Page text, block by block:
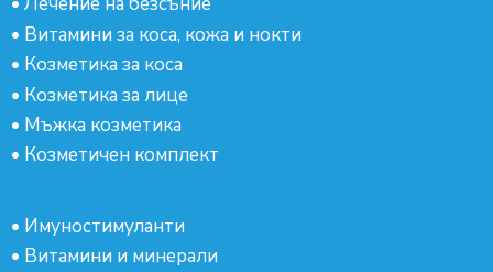
• Витамини за коса, кожа и нокти
• Козметика за коса
• Козметика за лице
• Мъжка козметика
• Козметичен комплект
• Имуностимуланти
• Витамини и минерали